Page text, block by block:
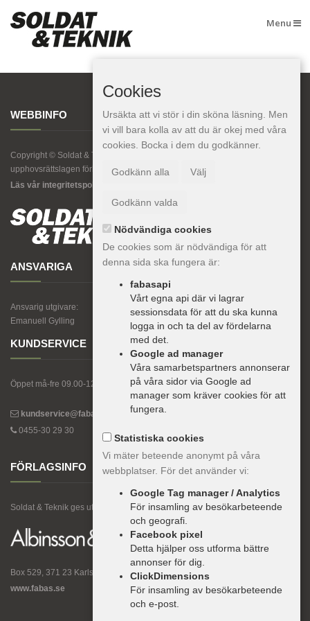
Menu
WEBBINFO
Copyright © Soldat & Teknik. All kopiering av texter, bilder eller grafik är enligt
upphovsrättslagen förbjuden.
Läs vår integritetspolicy här.
ANSVARIGA
Ansvarig utgivare:
Emanuell Gylling
KUNDSERVICE
Öppet må-fre 09.00-12.00, 13.00-15.00.
kundservice@fabas.se
0455-30 29 30
FÖRLAGSINFO
Soldat & Teknik ges ut av Albinsson & Sjöberg, Nordens största motorförlag.
Box 529, 371 23 Karlskrona, Sweden
www.fabas.se
Cookies
Ursäkta att vi stör i din sköna läsning. Men
vi vill bara kolla av att du är okej med våra
cookies. Bocka i dem du godkänner.
Godkänn alla Välj
Godkänn valda
Nödvändiga cookies
De cookies som är nödvändiga för att
denna sida ska fungera är:
fabasapi
Vårt egna api där vi lagrar
sessionsdata för att du ska kunna
logga in och ta del av fördelarna
med det.
Google ad manager
Våra samarbetspartners annonserar
på våra sidor via Google ad
manager som kräver cookies för att
fungera.
Statistiska cookies
Vi mäter beteende anonymt på våra
webbplatser. För det använder vi:
Google Tag manager / Analytics
För insamling av besökarbeteende
och geografi.
Facebook pixel
Detta hjälper oss utforma bättre
annonser för dig.
ClickDimensions
För insamling av besökarbeteende
och e-post.